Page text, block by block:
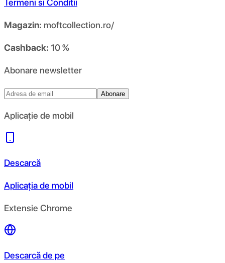
Termeni si Conditii
Magazin: moftcollection.ro/
Cashback: 10 %
Abonare newsletter
Abonare
Aplicație de mobil
Descarcă
Aplicația de mobil
Extensie Chrome
Descarcă de pe